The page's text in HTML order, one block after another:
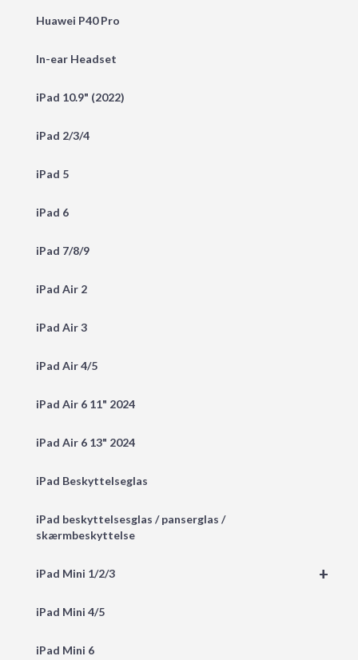
Huawei P40 Pro
In-ear Headset
iPad 10.9" (2022)
iPad 2/3/4
iPad 5
iPad 6
iPad 7/8/9
iPad Air 2
iPad Air 3
iPad Air 4/5
iPad Air 6 11" 2024
iPad Air 6 13" 2024
iPad Beskyttelseglas
iPad beskyttelsesglas / panserglas /
skærmbeskyttelse
+
iPad Mini 1/2/3
iPad Mini 4/5
iPad Mini 6